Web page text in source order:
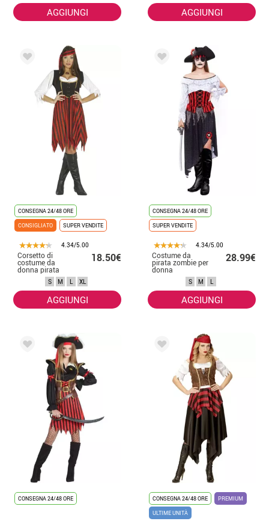
AGGIUNGI AGGIUNGI
CONSEGNA 24/48 ORE
CONSIGLIATO
SUPER VENDITE
4.34/5.00
Corsetto di
costume da
donna pirata
18.50€
S M L XL
AGGIUNGI
CONSEGNA 24/48 ORE
SUPER VENDITE
4.34/5.00
Costume da
pirata zombie per
donna
28.99€
S M L
AGGIUNGI
CONSEGNA 24/48 ORE CONSEGNA 24/48 ORE
PREMIUM
ULTIME UNITÀ